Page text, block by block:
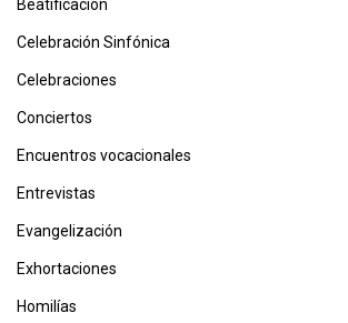
Beatificación
Celebración Sinfónica
Celebraciones
Conciertos
Encuentros vocacionales
Entrevistas
Evangelización
Exhortaciones
Homilías